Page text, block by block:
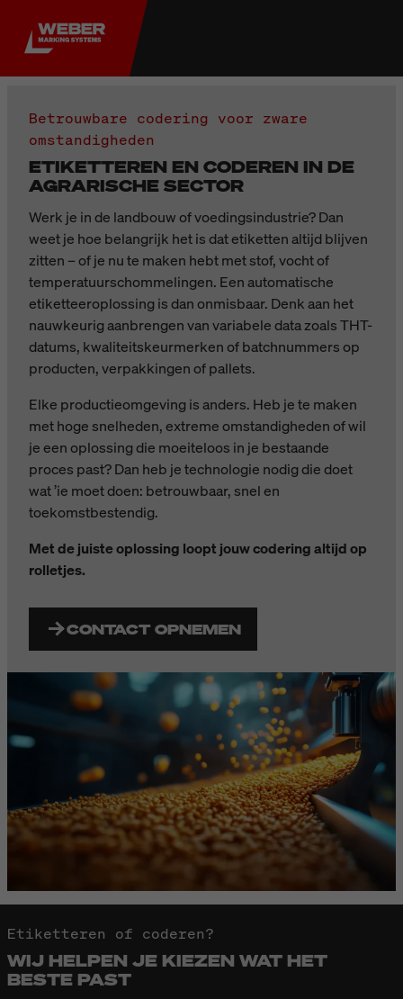
Betrouwbare codering voor zware
omstandigheden
ETIKETTEREN EN CODEREN IN DE
AGRARISCHE SECTOR
Werk je in de landbouw of voedingsindustrie? Dan
weet je hoe belangrijk het is dat etiketten altijd blijven
zitten – of je nu te maken hebt met stof, vocht of
temperatuurschommelingen. Een automatische
etiketteeroplossing is dan onmisbaar. Denk aan het
nauwkeurig aanbrengen van variabele data zoals THT-
datums, kwaliteitskeurmerken of batchnummers op
producten, verpakkingen of pallets.
Elke productieomgeving is anders. Heb je te maken
met hoge snelheden, extreme omstandigheden of wil
je een oplossing die moeiteloos in je bestaande
proces past? Dan heb je technologie nodig die doet
wat ’ie moet doen: betrouwbaar, snel en
toekomstbestendig.
Met de juiste oplossing loopt jouw codering altijd op
rolletjes.
CONTACT OPNEMEN
Etiketteren of coderen?
WIJ HELPEN JE KIEZEN WAT HET
BESTE PAST